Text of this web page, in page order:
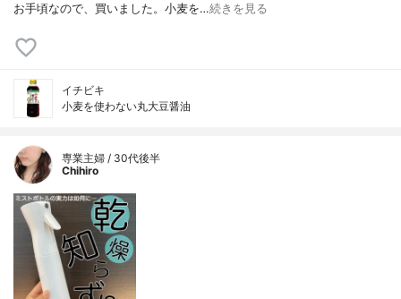
お手頃なので、買いました。小麦を…続きを見る
イチビキ
小麦を使わない丸大豆醤油
専業主婦 / 30代後半
Chihiro